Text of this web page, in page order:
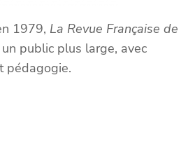
1979, La Revue Française de
un public plus large, avec
pédagogie.